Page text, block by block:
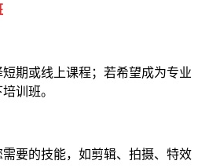
期或线上课程；若希望成为专业
训班。
要的技能，如剪辑、拍摄、特效